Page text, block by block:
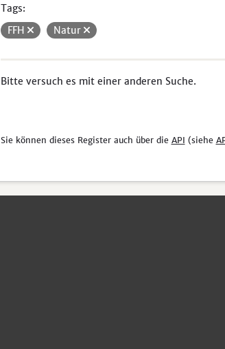
Tags:
FFH
Natur
Bitte versuch es mit einer anderen Suche.
Sie können dieses Register auch über die API (siehe